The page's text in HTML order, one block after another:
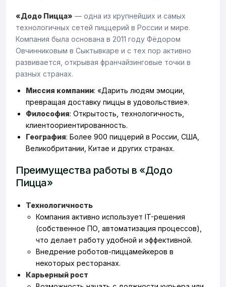
«Додо Пицца» — одна из крупнейших и самых
технологичных сетей пиццерий в России и мире.
Компания была основана в 2011 году Фёдором
Овчинниковым в Сыктывкаре и с тех пор активно
развивается, открывая франчайзинговые точки в
разных странах.
Миссия компании: «Дарить людям эмоции,
превращая доставку пиццы в удовольствие».
Философия: Открытость, технологичность,
клиентоориентированность.
География: Более 900 пиццерий в России, США,
Великобритании, Китае и других странах.
Преимущества работы в «Додо
Пицца»
Технологичность
Компания активно использует IT-решения
(собственное ПО, автоматизация процессов),
что делает работу удобной и эффективной.
Внедрение роботов-пиццамейкеров в
некоторых ресторанах.
Карьерный рост